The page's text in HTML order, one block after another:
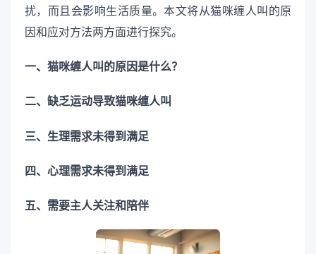
扰，而且会影响生活质量。本文将从猫咪缠人叫的原
因和应对方法两方面进行探究。
一、猫咪缠人叫的原因是什么？
二、缺乏运动导致猫咪缠人叫
三、生理需求未得到满足
四、心理需求未得到满足
五、需要主人关注和陪伴